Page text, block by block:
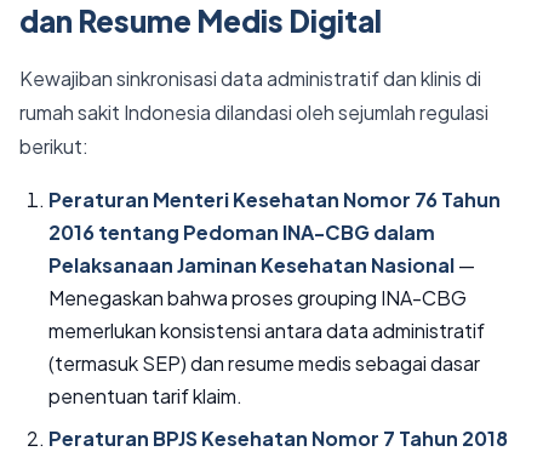
dan Resume Medis Digital
Kewajiban sinkronisasi data administratif dan klinis di
rumah sakit Indonesia dilandasi oleh sejumlah regulasi
berikut:
Peraturan Menteri Kesehatan Nomor 76 Tahun
2016 tentang Pedoman INA-CBG dalam
Pelaksanaan Jaminan Kesehatan Nasional—
Menegaskan bahwa proses grouping INA-CBG
memerlukan konsistensi antara data administratif
(termasuk SEP) dan resume medis sebagai dasar
penentuan tarif klaim.
Peraturan BPJS Kesehatan Nomor 7 Tahun 2018